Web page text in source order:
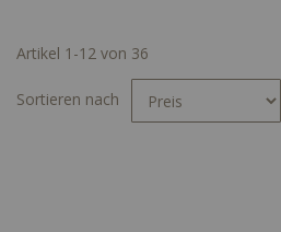
Artikel 1 -12 von 36
Sortieren nach